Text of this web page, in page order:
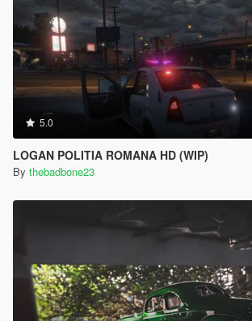
5.0
LOGAN POLITIA ROMANA HD (WIP)
By thebadbone23